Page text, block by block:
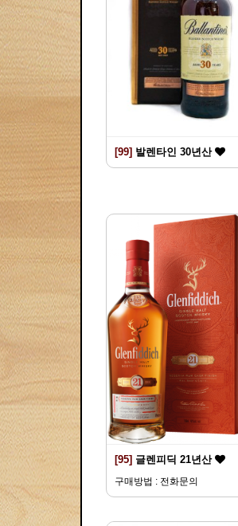
[99] 발렌타인 30년산
[95] 글렌피딕 21년산
구매방법 : 전화문의